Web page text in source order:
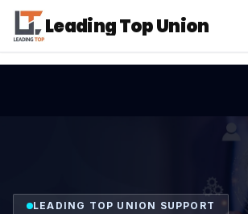
Leading Top Union
LEADING TOP UNION SUPPORT